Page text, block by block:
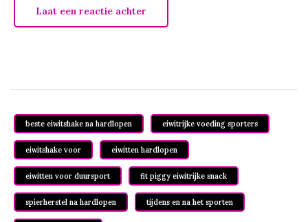
Laat een reactie achter
beste eiwitshake na hardlopen eiwitrijke voeding sporters
eiwitshake voor eiwitten hardlopen
eiwitten voor duursport fit piggy eiwitrijke snack
spierherstel na hardlopen tijdens en na het sporten